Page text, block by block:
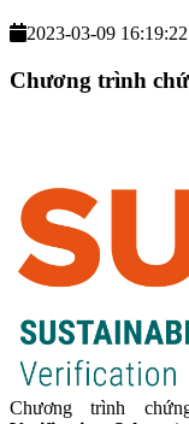
2023-03-09 16:19:22
Chương trình
Chương trình